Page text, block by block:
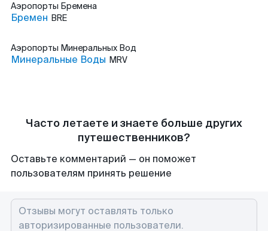
Аэропорты Бремена
Бремен BRE
Аэропорты Минеральных Вод
Минеральные Воды MRV
Часто летаете и знаете больше других
путешественников?
Оставьте комментарий — он поможет
пользователям принять решение